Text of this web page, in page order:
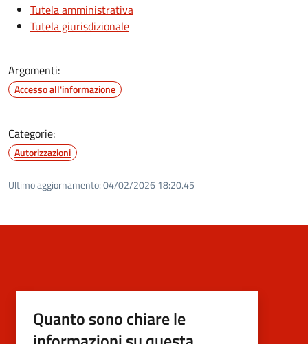
Tutela amministrativa
Tutela giurisdizionale
Argomenti:
Accesso all'informazione
Categorie:
Autorizzazioni
Ultimo aggiornamento:04/02/2026 18:20.45
Quanto sono chiare le